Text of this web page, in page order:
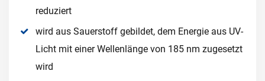
reduziert
wird aus Sauerstoff gebildet, dem Energie aus UV-
Licht mit einer Wellenlänge von 185 nm zugesetzt
wird